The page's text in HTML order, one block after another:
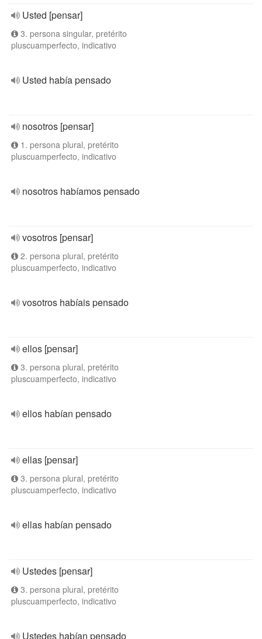
Usted [pensar]
3. persona singular, pretérito
pluscuamperfecto, indicativo
Usted había pensado
nosotros [pensar]
1. persona plural, pretérito
pluscuamperfecto, indicativo
nosotros habíamos pensado
vosotros [pensar]
2. persona plural, pretérito
pluscuamperfecto, indicativo
vosotros habíais pensado
ellos [pensar]
3. persona plural, pretérito
pluscuamperfecto, indicativo
ellos habían pensado
ellas [pensar]
3. persona plural, pretérito
pluscuamperfecto, indicativo
ellas habían pensado
Ustedes [pensar]
3. persona plural, pretérito
pluscuamperfecto, indicativo
Ustedes habían pensado